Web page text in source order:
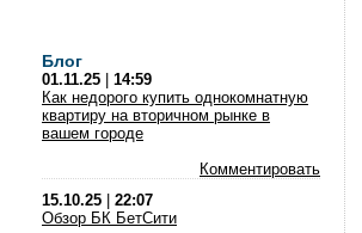
Блог
01.11.25
14:59
Как недорого купить однокомнатную
квартиру на вторичном рынке в
вашем городе
Комментировать
15.10.25
22:07
Обзор БК БетСити